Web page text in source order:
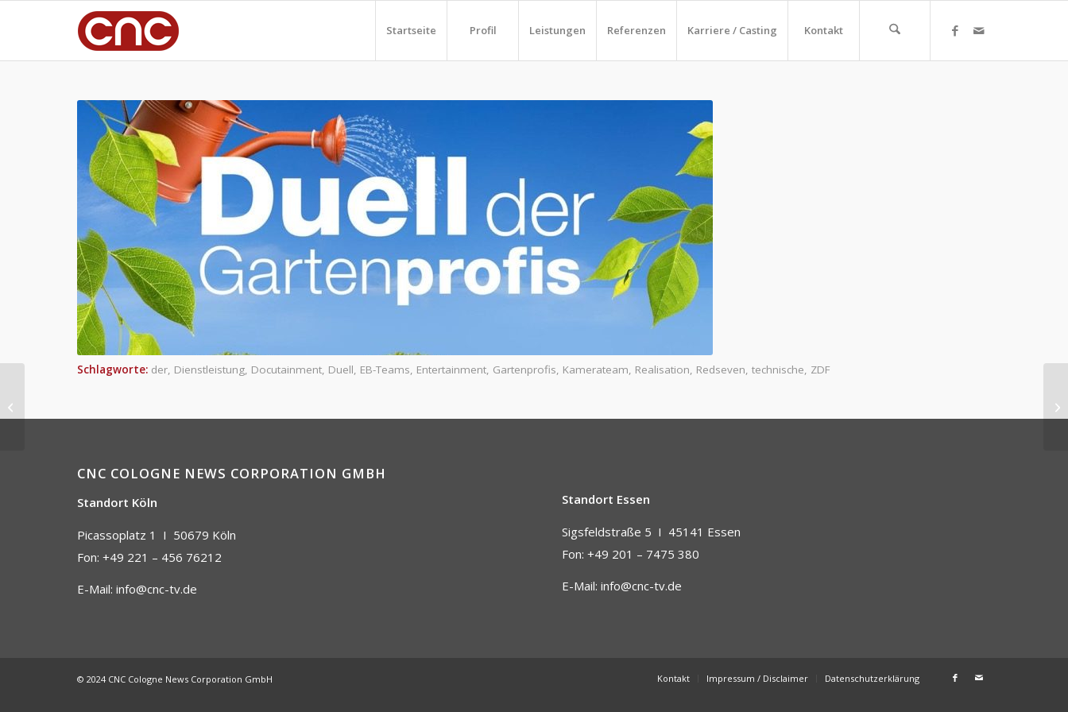
Startseite Profil Leistungen Referenzen Karriere / Casting Kontakt
Schlagworte: der, Dienstleistung, Docutainment, Duell, EB-Teams, Entertainment, Gartenprofis, Kamerateam, Realisation, Redseven, technische, ZDF
CNC COLOGNE NEWS CORPORATION GMBH
Standort Köln
Picassoplatz 1 I 50679 Köln
Fon: +49 221 – 456 76212
E-Mail: info@cnc-tv.de
Standort Essen
Sigsfeldstraße 5 I 45141 Essen
Fon: +49 201 – 7475 380
E-Mail: info@cnc-tv.de
© 2024 CNC Cologne News Corporation GmbH Kontakt Impressum / Disclaimer Datenschutzerklärung